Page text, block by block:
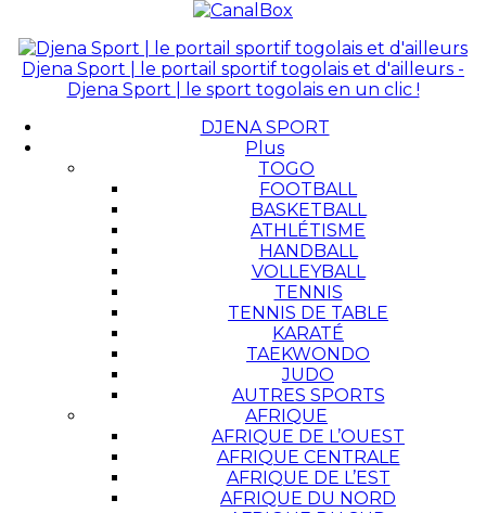
Djena Sport | le portail sportif togolais et d'ailleurs -
Djena Sport | le sport togolais en un clic !
DJENA SPORT
Plus
TOGO
FOOTBALL
BASKETBALL
ATHLÉTISME
HANDBALL
VOLLEYBALL
TENNIS
TENNIS DE TABLE
KARATÉ
TAEKWONDO
JUDO
AUTRES SPORTS
AFRIQUE
AFRIQUE DE L’OUEST
AFRIQUE CENTRALE
AFRIQUE DE L’EST
AFRIQUE DU NORD